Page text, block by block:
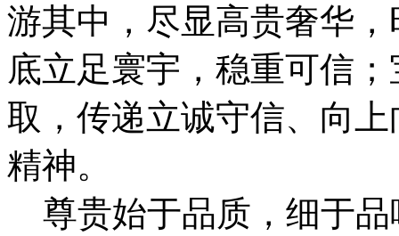
游其中，尽显高贵奢华
底立足寰宇，稳重可信
取，传递立诚守信、向
精神。
尊贵始于品质，细于品